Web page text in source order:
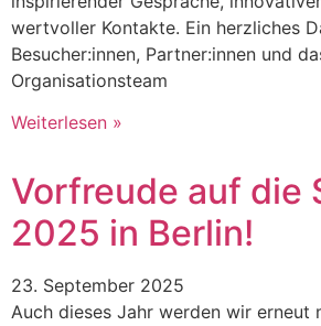
wertvoller Kontakte. Ein herzliches
Besucher:innen, Partner:innen und
Organisationsteam
Weiterlesen »
Vorfreude auf die
2025 in Berlin!
23. September 2025
Auch dieses Jahr werden wir erneut